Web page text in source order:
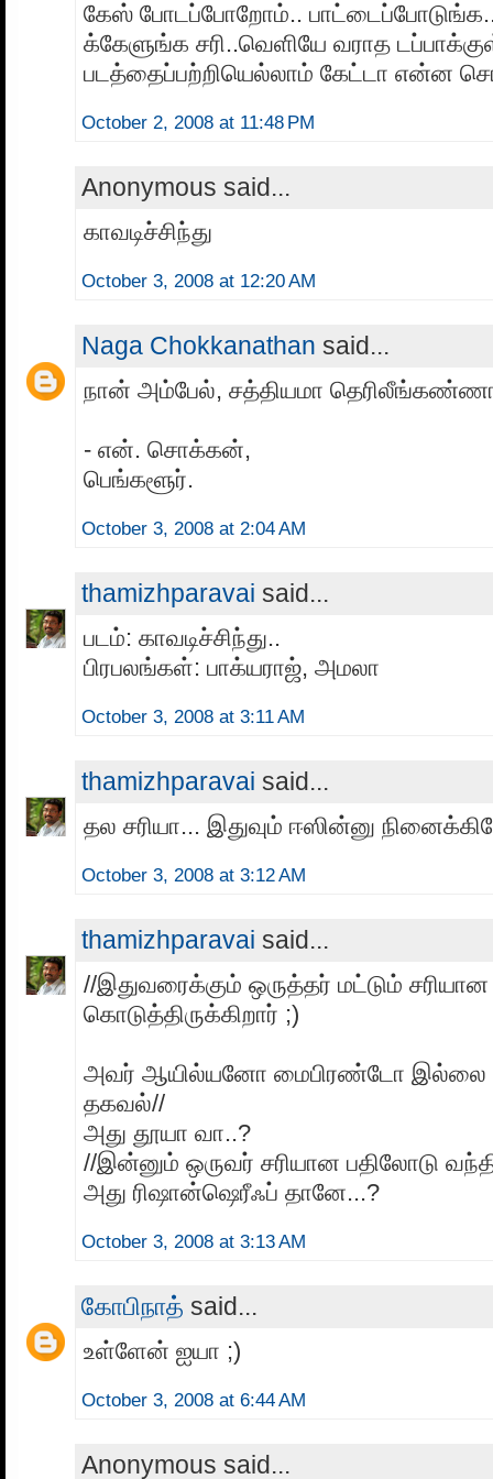
கேஸ் போடப்போறோம்..
க்கேளுங்க சரி..வெளியே வராத
படத்தைப்பற்றியெல்லாம் கேட்டா என்ன
October 2, 2008 at 11:48 PM
Anonymous said...
காவடிச்சிந்து
October 3, 2008 at 12:20 AM
Naga Chokkanathan said...
நான் அம்பேல், சத்தியமா
- என். சொக்கன்,
பெங்களூர்.
October 3, 2008 at 2:04 AM
thamizhparavai said...
படம்: காவடிச்சிந்து..
பிரபலங்கள்: பாக்யராஜ், அமலா
October 3, 2008 at 3:11 AM
thamizhparavai said...
தல சரியா... இதுவும் ஈஸின்னு
October 3, 2008 at 3:12 AM
thamizhparavai said...
//இதுவரைக்கும் ஒருத்தர் மட்டும் சரியான
கொடுத்திருக்கிறார் ;)
அவர் ஆயில்யனோ மைபிரண்டோ இல்லை
தகவல்//
அது தூயா வா..?
//இன்னும் ஒருவர் சரியான பதிலோடு
அது ரிஷான்ஷெரீஃப் தானே...?
October 3, 2008 at 3:13 AM
கோபிநாத் said...
உள்ளேன் ஐயா ;)
October 3, 2008 at 6:44 AM
Anonymous said...